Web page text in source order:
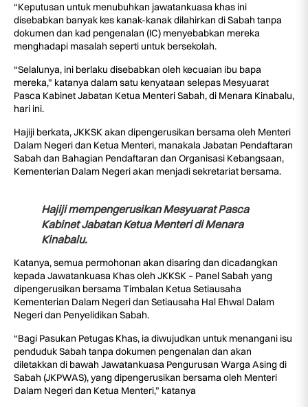
“Keputusan untuk menubuhkan jawatankuasa khas ini
disebabkan banyak kes kanak-kanak dilahirkan di Sabah tanpa
dokumen dan kad pengenalan (IC) menyebabkan mereka
menghadapi masalah seperti untuk bersekolah.
“Selalunya, ini berlaku disebabkan oleh kecuaian ibu bapa
mereka,” katanya dalam satu kenyataan selepas Mesyuarat
Pasca Kabinet Jabatan Ketua Menteri Sabah, di Menara Kinabalu,
hari ini.
Hajiji berkata, JKKSK akan dipengerusikan bersama oleh Menteri
Dalam Negeri dan Ketua Menteri, manakala Jabatan Pendaftaran
Sabah dan Bahagian Pendaftaran dan Organisasi Kebangsaan,
Kementerian Dalam Negeri akan menjadi sekretariat bersama.
Hajiji mempengerusikan Mesyuarat Pasca
Kabinet Jabatan Ketua Menteri di Menara
Kinabalu.
Katanya, semua permohonan akan disaring dan dicadangkan
kepada Jawatankuasa Khas oleh JKKSK – Panel Sabah yang
dipengerusikan bersama Timbalan Ketua Setiausaha
Kementerian Dalam Negeri dan Setiausaha Hal Ehwal Dalam
Negeri dan Penyelidikan Sabah.
“Bagi Pasukan Petugas Khas, ia diwujudkan untuk menangani isu
penduduk Sabah tanpa dokumen pengenalan dan akan
diletakkan di bawah Jawatankuasa Pengurusan Warga Asing di
Sabah (JKPWAS), yang dipengerusikan bersama oleh Menteri
Dalam Negeri dan Ketua Menteri,” katanya